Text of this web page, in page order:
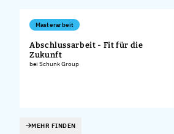
Masterarbeit
Abschlussarbeit - Fit für die
Zukunft
bei Schunk Group
MEHR FINDEN